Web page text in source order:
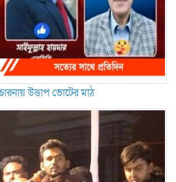
উত্তাপ ভোটের মাঠ